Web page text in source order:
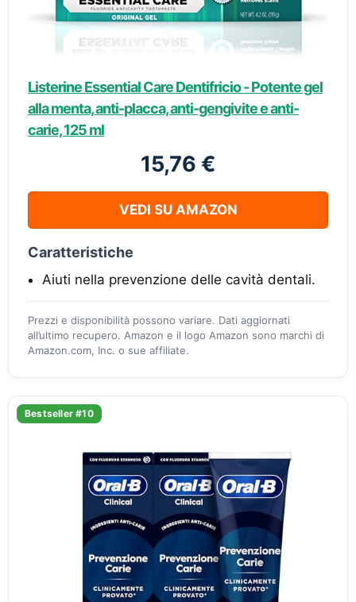
Listerine Essential Care Dentifricio - Potente gel
alla menta, anti-placca, anti-gengivite e anti-
carie, 125 ml
15,76 €
VEDI SU AMAZON
Caratteristiche
Aiuti nella prevenzione delle cavità dentali.
Prezzi e disponibilità possono variare. Dati aggiornati
all’ultimo recupero. Amazon e il logo Amazon sono marchi di
Amazon.com, Inc. o sue affiliate.
Bestseller #10